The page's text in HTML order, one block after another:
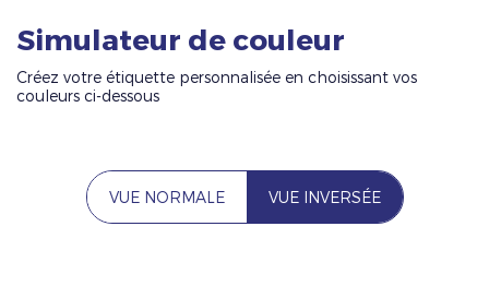
Simulateur de couleur
Créez votre étiquette personnalisée en choisissant vos
couleurs ci-dessous
VUE NORMALE VUE INVERSÉE